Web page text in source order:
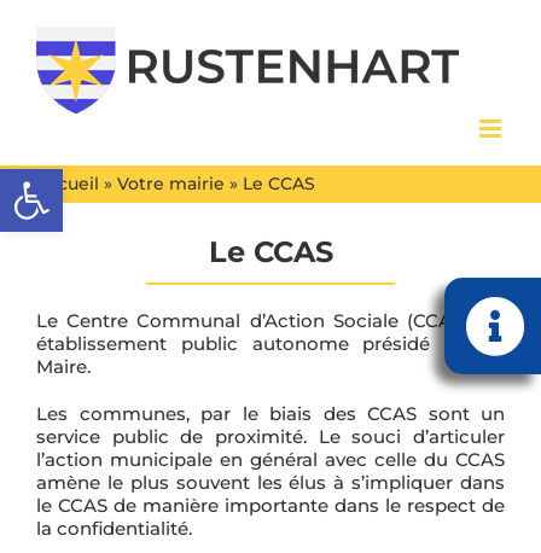
Ouvrir la barre d’outils
contenu
Accueil » Votre mairie » Le CCAS
Le CCAS
Le Centre Communal d’Action Sociale (CCAS), un
établissement public autonome présidé par le
Maire.
Les communes, par le biais des CCAS sont un
service public de proximité. Le souci d’articuler
l’action municipale en général avec celle du CCAS
amène le plus souvent les élus à s’impliquer dans
le CCAS de manière importante dans le respect de
la confidentialité.
de
la
zone
de